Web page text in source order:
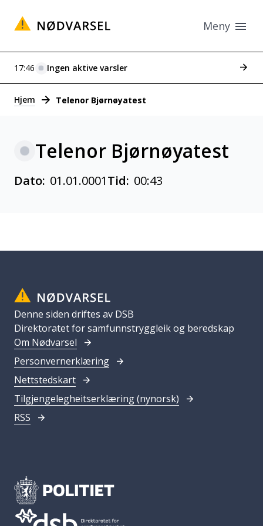
Meny
Varsler
17:46 Ingen aktive varsler Se
Hjem Telenor Bjørnøyatest
Telenor Bjørnøyatest
Dato: 01.01.0001Tid: 00:43
Denne siden driftes av DSB
Direktoratet for samfunnstryggleik og beredskap
Om Nødvarsel
Personvernerklæring
Nettstedskart
Tilgjengelegheitserklæring (nynorsk)
RSS